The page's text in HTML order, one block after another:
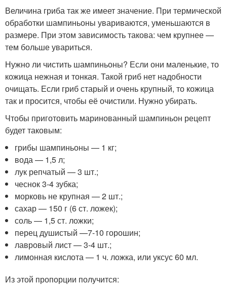
Величина гриба так же имеет значение. При термической
обработки шампиньоны увариваются, уменьшаются в
размере. При этом зависимость такова: чем крупнее —
тем больше увариться.
Нужно ли чистить шампиньоны? Если они маленькие, то
кожица нежная и тонкая. Такой гриб нет надобности
очищать. Если гриб старый и очень крупный, то кожица
так и просится, чтобы её очистили. Нужно убирать.
Чтобы приготовить маринованный шампиньон рецепт
будет таковым:
грибы шампиньоны — 1 кг;
вода — 1,5 л;
лук репчатый — 3 шт.;
чеснок 3-4 зубка;
морковь не крупная — 2 шт.;
сахар — 150 г (6 ст. ложек);
соль — 1,5 ст. ложки;
перец душистый —7-10 горошин;
лавровый лист — 3-4 шт.;
лимонная кислота — 1 ч. ложка, или уксус 60 мл.
Из этой пропорции получится: